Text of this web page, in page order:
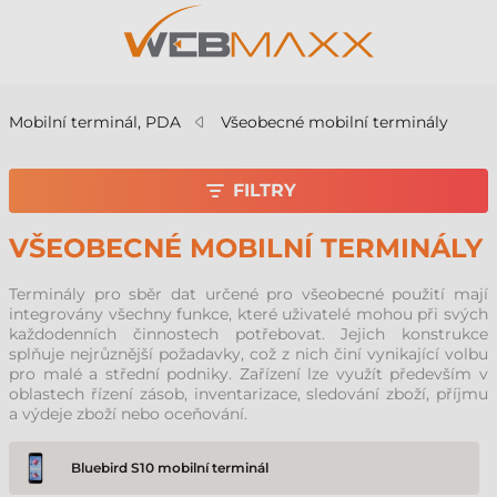
Mobilní terminál, PDA Všeobecné mobilní terminály
VŠEOBECNÉ MOBILNÍ TERMINÁLY
Terminály pro sběr dat určené pro všeobecné použití mají
integrovány všechny funkce, které uživatelé mohou při svých
každodenních činnostech potřebovat. Jejich konstrukce
splňuje nejrůznější požadavky, což z nich činí vynikající volbu
pro malé a střední podniky. Zařízení lze využít především v
oblastech řízení zásob, inventarizace, sledování zboží, příjmu
a výdeje zboží nebo oceňování.
Bluebird S10 mobilní terminál
FILTRY